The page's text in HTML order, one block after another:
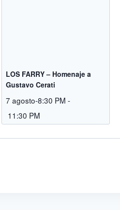
LOS FARRY – Homenaje a
Gustavo Cerati
7 agosto-8:30 PM -
11:30 PM